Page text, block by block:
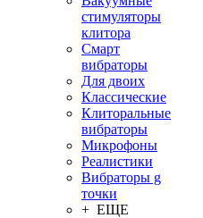
стимуляторы
клитора
Смарт
вибраторы
Для двоих
Классические
Клиторальные
вибраторы
Микрофоны
Реалистики
Вибраторы g
точки
+ ЕЩЕ